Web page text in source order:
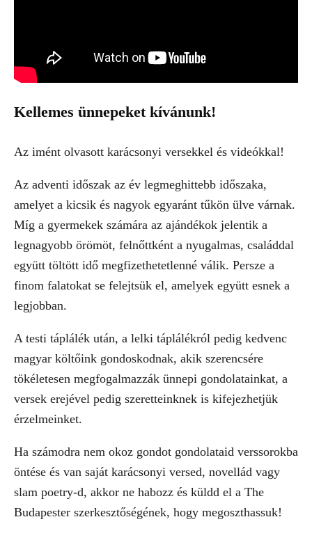
Kellemes ünnepeket kívánunk!
Az imént olvasott karácsonyi versekkel és videókkal!
Az adventi időszak az év legmeghittebb időszaka,
amelyet a kicsik és nagyok egyaránt tűkön ülve várnak.
Míg a gyermekek számára az ajándékok jelentik a
legnagyobb örömöt, felnőttként a nyugalmas, családdal
együtt töltött idő megfizethetetlenné válik. Persze a
finom falatokat se felejtsük el, amelyek együtt esnek a
legjobban.
A testi táplálék után, a lelki táplálékról pedig kedvenc
magyar költőink gondoskodnak, akik szerencsére
tökéletesen megfogalmazzák ünnepi gondolatainkat, a
versek erejével pedig szeretteinknek is kifejezhetjük
érzelmeinket.
Ha számodra nem okoz gondot gondolataid verssorokba
öntése és van saját karácsonyi versed, novellád vagy
slam poetry-d, akkor ne habozz és küldd el a The
Budapester szerkesztőségének, hogy megoszthassuk!